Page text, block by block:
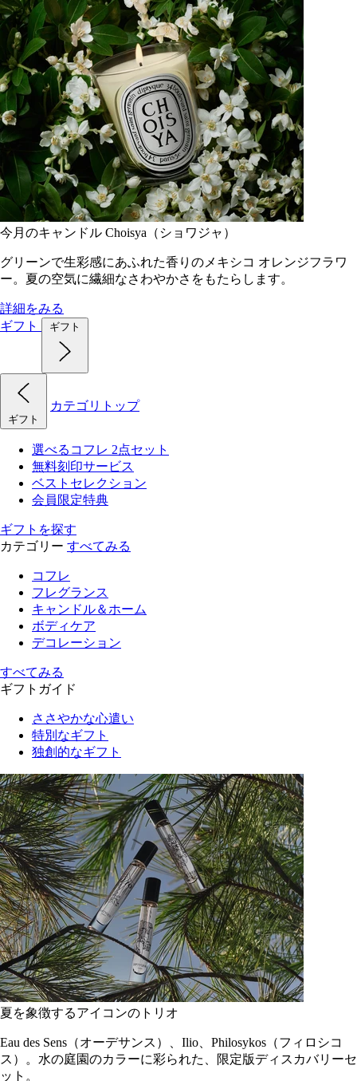
今月のキャンドル Choisya（ショワジャ）
グリーンで生彩感にあふれた香りのメキシコ オレンジフラワ
ー。夏の空気に繊細なさわやかさをもたらします。
詳細をみる
ギフト
ギフト
ギフト
カテゴリトップ
選べるコフレ 2点セット
無料刻印サービス
ベストセレクション
会員限定特典
ギフトを探す
カテゴリー すべてみる
コフレ
フレグランス
キャンドル＆ホーム
ボディケア
デコレーション
すべてみる
ギフトガイド
ささやかな心遣い
特別なギフト
独創的なギフト
夏を象徴するアイコンのトリオ
Eau des Sens（オーデサンス）、Ilio、Philosykos（フィロシコ
ス）。水の庭園のカラーに彩られた、限定版ディスカバリーセ
ット。